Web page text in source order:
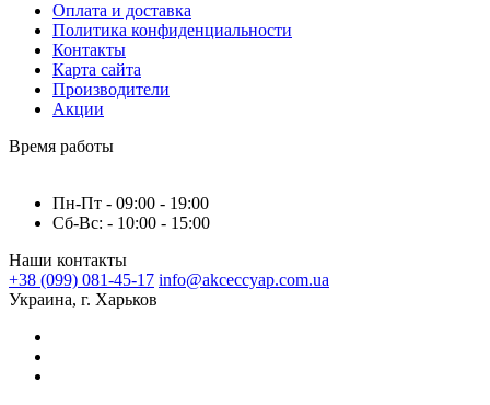
Оплата и доставка
Политика конфиденциальности
Контакты
Карта сайта
Производители
Акции
Время работы
Пн-Пт - 09:00 - 19:00
Сб-Вс: - 10:00 - 15:00
Наши контакты
+38 (099) 081-45-17 info@akceccyap.com.ua
Украина, г. Харьков